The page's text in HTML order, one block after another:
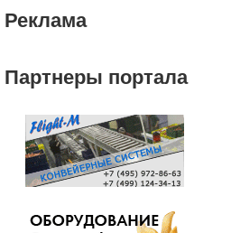
Реклама
Партнеры портала